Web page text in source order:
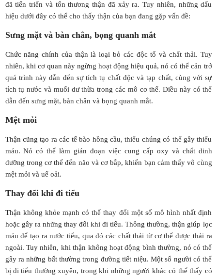
đã tiến triển và tổn thương thận đã xảy ra. Tuy nhiên, những dấu
hiệu dưới đây có thể cho thấy thận của bạn đang gặp vấn đề:
Sưng mặt và bàn chân, bọng quanh mắt
Chức năng chính của thận là loại bỏ các độc tố và chất thải. Tuy
nhiên, khi cơ quan này ngừng hoạt động hiệu quả, nó có thể cản trở
quá trình này dẫn đến sự tích tụ chất độc và tạp chất, cùng với sự
tích tụ nước và muối dư thừa trong các mô cơ thể. Điều này có thể
dẫn đến sưng mặt, bàn chân và bọng quanh mắt.
Mệt mỏi
Thận cũng tạo ra các tế bào hồng cầu, thiếu chúng có thể gây thiếu
máu. Nó có thể làm gián đoạn việc cung cấp oxy và chất dinh
dưỡng trong cơ thể đến não và cơ bắp, khiến bạn cảm thấy vô cùng
mệt mỏi và uể oải.
Thay đổi khi đi tiểu
Thận không khỏe mạnh có thể thay đổi một số mô hình nhất định
hoặc gây ra những thay đổi khi đi tiểu. Thông thường, thận giúp lọc
máu để tạo ra nước tiểu, qua đó các chất thải từ cơ thể được thải ra
ngoài. Tuy nhiên, khi thận không hoạt động bình thường, nó có thể
gây ra những bất thường trong đường tiết niệu. Một số người có thể
bị đi tiểu thường xuyên, trong khi những người khác có thể thấy có